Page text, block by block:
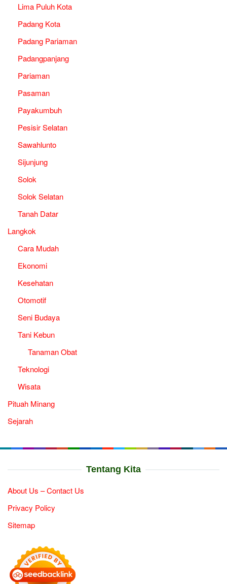
Lima Puluh Kota
Padang Kota
Padang Pariaman
Padangpanjang
Pariaman
Pasaman
Payakumbuh
Pesisir Selatan
Sawahlunto
Sijunjung
Solok
Solok Selatan
Tanah Datar
Langkok
Cara Mudah
Ekonomi
Kesehatan
Otomotif
Seni Budaya
Tani Kebun
Tanaman Obat
Teknologi
Wisata
Pituah Minang
Sejarah
Tentang Kita
About Us – Contact Us
Privacy Policy
Sitemap